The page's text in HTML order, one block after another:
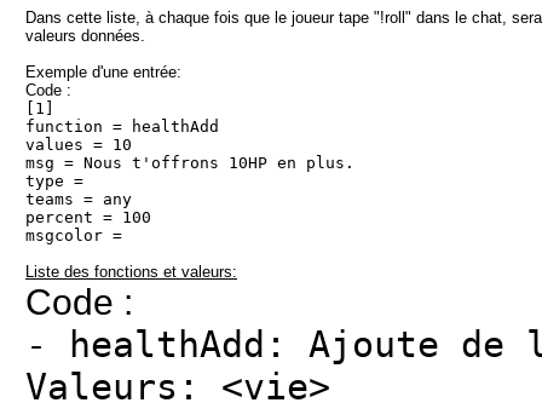
Dans cette liste, à chaque fois que le joueur tape "!roll" dans le chat,
valeurs données.
Exemple d'une entrée:
Code :
[1]
function = healthAdd
values = 10
msg = Nous t'offrons 10HP en plus.
type =
teams = any
percent = 100
msgcolor =
Liste des fonctions et valeurs:
Code :
- healthAdd: Ajoute
Valeurs: <vie>